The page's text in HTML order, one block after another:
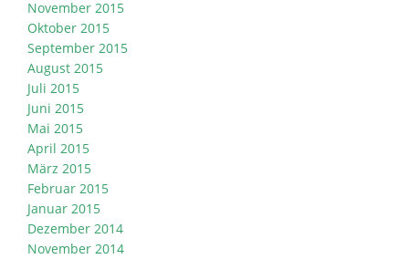
November 2015
Oktober 2015
September 2015
August 2015
Juli 2015
Juni 2015
Mai 2015
April 2015
März 2015
Februar 2015
Januar 2015
Dezember 2014
November 2014